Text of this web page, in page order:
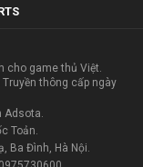
cho game thủ Việt.
Truyền thông cấp ngày
Adsota.
Toản.
Ba Đình, Hà Nội.